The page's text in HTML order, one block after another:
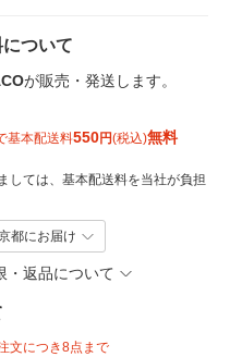
ついて
が販売・発送します。
基本配送料550円(税込)無料
しては、基本配送料を当社が負担
都にお届け
・返品について
文につき8点まで